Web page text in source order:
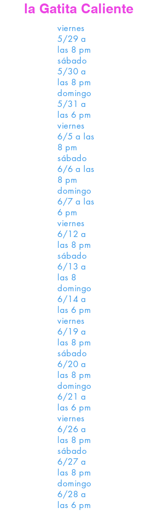
la Gatita Caliente
viernes
5/29 a
las 8 pm
sábado
5/30 a
las 8 pm
domingo
5/31 a
las 6 pm
viernes
6/5 a las
8 pm
sábado
6/6 a las
8 pm
domingo
6/7 a las
6 pm
viernes
6/12 a
las 8 pm
sábado
6/13 a
las 8
domingo
6/14 a
las 6 pm
viernes
6/19 a
las 8 pm
sábado
6/20 a
las 8 ​pm
domingo
6/21 a
las 6 pm
viernes
6/26 a
las 8 pm
sábado
6/27 a
las 8 pm
domingo
6/28 a
las 6 pm